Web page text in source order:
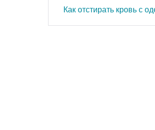
Как отстирать кровь с